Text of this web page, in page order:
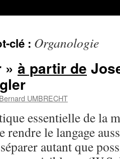
clé : Organologie
à partir de
Bernard UMBRECHT
essentielle de la
rendre le langage
autant que